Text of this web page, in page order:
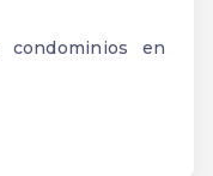
en